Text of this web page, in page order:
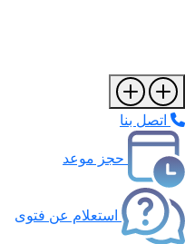
اتصل بنا
حجز موعد
استعلام عن فتوى